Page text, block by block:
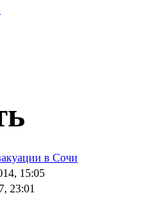
в Сочи
15:05
23:01